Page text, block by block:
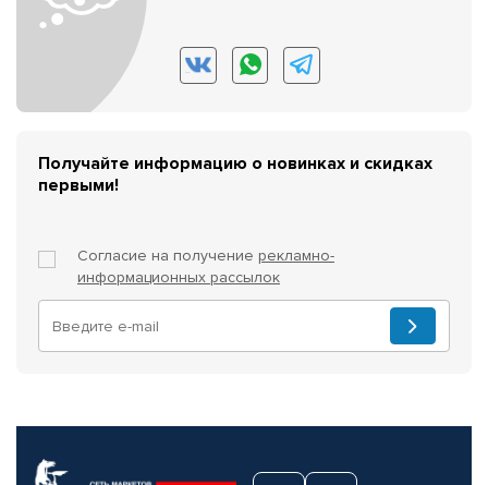
Получайте информацию о новинках и скидках
первыми!
Согласие на получение рекламно-
информационных рассылок